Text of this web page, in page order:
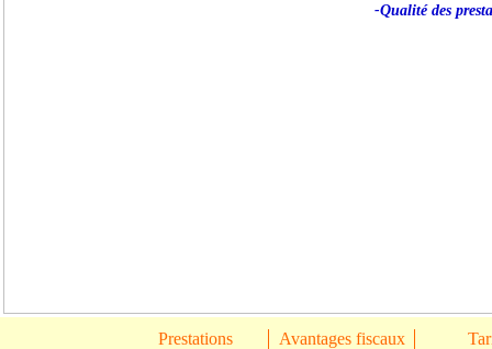
-Qualité des
Prestations Avantages fiscaux